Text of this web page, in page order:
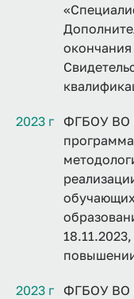
2023 г
ФГБОУ ВО
2023 г
ФГБОУ ВО